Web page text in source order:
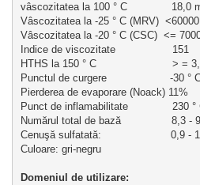
vâscozitatea la 100 ° C              18,0
Vâscozitatea la -25 ° C (MRV)
Vâscozitatea la -20 ° C (CSC)  <=
Indice de viscozitate                  151
HTHS la 150 ° C                        > =
Punctul de curgere                    -30 °
Pierderea de evaporare (Noack) 11%
Punct de inflamabilitate              230 °
Numărul total de bază                8,3
Cenuşă sulfatată:                      0,9
Culoare: gri-negru
Domeniul de utilizare: